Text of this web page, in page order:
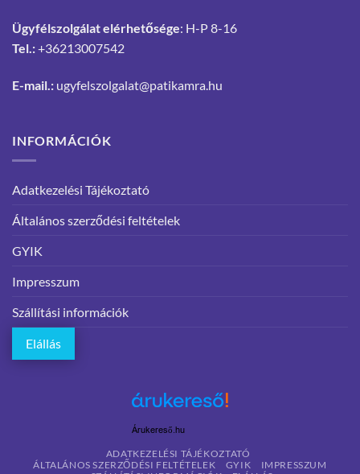
Ügyfélszolgálat elérhetősége: H-P 8-16
Tel.:+36213007542
E-mail.: ugyfelszolgalat@patikamra.hu
INFORMÁCIÓK
Adatkezelési Tájékoztató
Általános szerződési feltételek
GYIK
Impresszum
Szállítási információk
Elállás
Árukereső.hu
ADATKEZELÉSI TÁJÉKOZTATÓ
ÁLTALÁNOS SZERZŐDÉSI FELTÉTELEK
GYIK
IMPRESSZUM